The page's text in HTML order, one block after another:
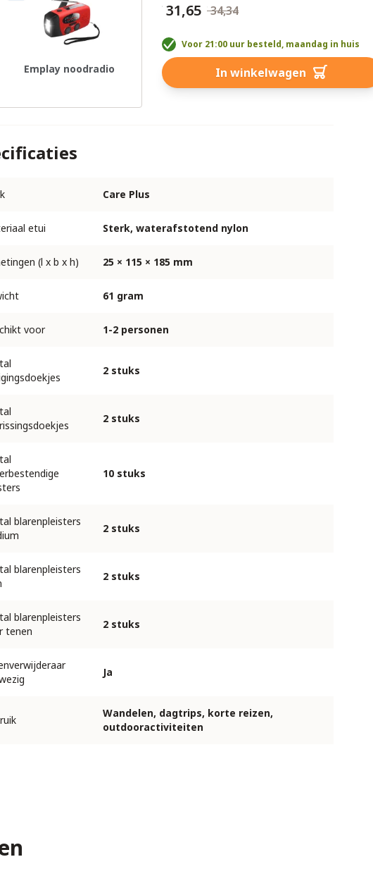
Emplay noodradio
€ 31,65€ 34,34
Voor 21:00 uur besteld, maandag in huis
In winkelwagen
Care Plus
etui Sterk, waterafstotend nylon
(l x b x h) 25 × 115 × 185 mm
61 gram
voor 1-2 personen
2 stuks
2 stuks
10 stuks
blarenpleisters
2 stuks
blarenpleisters
2 stuks
blarenpleisters
tenen
2 stuks
Ja
Wandelen, dagtrips, korte reizen,
outdooractiviteiten